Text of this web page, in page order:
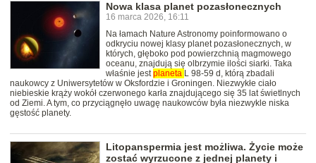
Nowa klasa planet pozasłonecznych
16 marca 2026, 16:11
Na łamach Nature Astronomy poinformowano o
odkryciu nowej klasy planet pozasłonecznych, w
których, głęboko pod powierzchnią magmowego
oceanu, znajdują się olbrzymie ilości siarki. Taka
właśnie jestplaneta L 98-59 d, którą zbadali
naukowcy z Uniwersytetów w Oksfordzie i Groningen. Niezwykłe ciało
niebieskie krąży wokół czerwonego karła znajdującego się 35 lat świetlnych
od Ziemi. A tym, co przyciągnęło uwagę naukowców była niezwykle niska
gęstość planety.
Litopanspermia jest możliwa. Życie może
zostać wyrzucone z jednej planety i